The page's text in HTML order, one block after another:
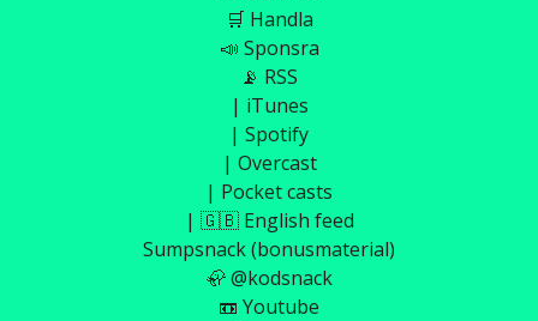
🛒 Handla
📣 Sponsra
📡 RSS
| iTunes
| Spotify
| Overcast
| Pocket casts
| 🇬🇧 English feed
Sumpsnack (bonusmaterial)
🦣 @kodsnack
📼 Youtube